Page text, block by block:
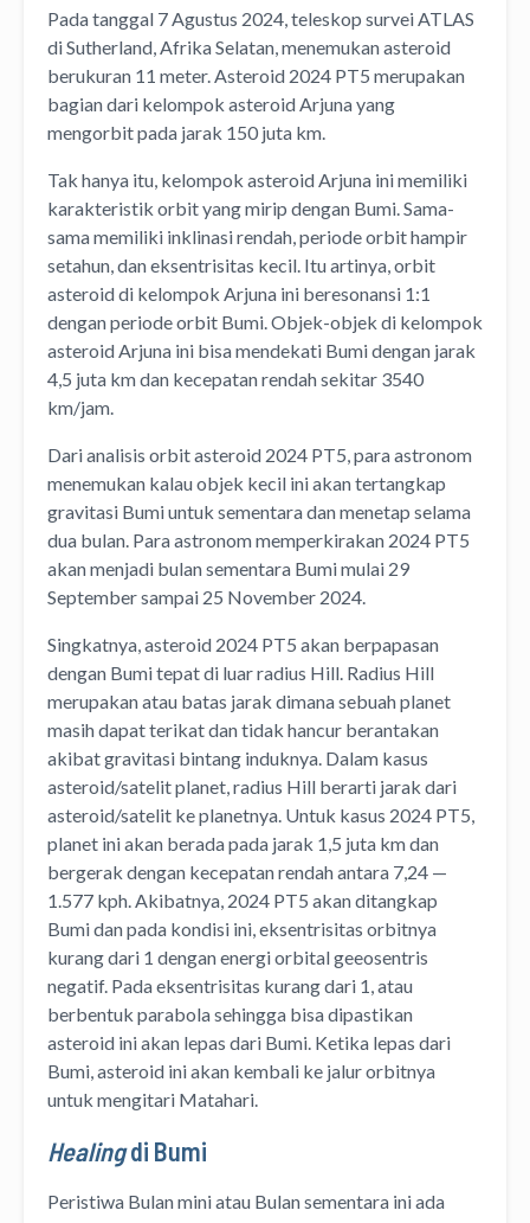
Pada tanggal 7 Agustus 2024, teleskop survei ATLAS
di Sutherland, Afrika Selatan, menemukan asteroid
berukuran 11 meter. Asteroid 2024 PT5 merupakan
bagian dari kelompok asteroid Arjuna yang
mengorbit pada jarak 150 juta km.
Tak hanya itu, kelompok asteroid Arjuna ini memiliki
karakteristik orbit yang mirip dengan Bumi. Sama-
sama memiliki inklinasi rendah, periode orbit hampir
setahun, dan eksentrisitas kecil. Itu artinya, orbit
asteroid di kelompok Arjuna ini beresonansi 1:1
dengan periode orbit Bumi. Objek-objek di kelompok
asteroid Arjuna ini bisa mendekati Bumi dengan jarak
4,5 juta km dan kecepatan rendah sekitar 3540
km/jam.
Dari analisis orbit asteroid 2024 PT5, para astronom
menemukan kalau objek kecil ini akan tertangkap
gravitasi Bumi untuk sementara dan menetap selama
dua bulan. Para astronom memperkirakan 2024 PT5
akan menjadi bulan sementara Bumi mulai 29
September sampai 25 November 2024.
Singkatnya, asteroid 2024 PT5 akan berpapasan
dengan Bumi tepat di luar radius Hill. Radius Hill
merupakan atau batas jarak dimana sebuah planet
masih dapat terikat dan tidak hancur berantakan
akibat gravitasi bintang induknya. Dalam kasus
asteroid/satelit planet, radius Hill berarti jarak dari
asteroid/satelit ke planetnya. Untuk kasus 2024 PT5,
planet ini akan berada pada jarak 1,5 juta km dan
bergerak dengan kecepatan rendah antara 7,24 —
1.577 kph. Akibatnya, 2024 PT5 akan ditangkap
Bumi dan pada kondisi ini, eksentrisitas orbitnya
kurang dari 1 dengan energi orbital geeosentris
negatif. Pada eksentrisitas kurang dari 1, atau
berbentuk parabola sehingga bisa dipastikan
asteroid ini akan lepas dari Bumi. Ketika lepas dari
Bumi, asteroid ini akan kembali ke jalur orbitnya
untuk mengitari Matahari.
Healingdi Bumi
Peristiwa Bulan mini atau Bulan sementara ini ada